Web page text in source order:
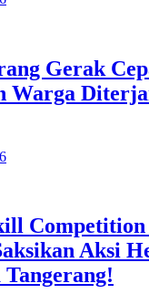
Gerak
Warga
Competition
Aksi